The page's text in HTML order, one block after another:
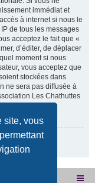
site, vous
immédiat et
à internet si nous le
de tous les messages
acceptez le fait que «
d’éditer, de déplacer
moment si nous
vous acceptez que
stockées dans
ne sera pas diffusée à
Les Chathuttes
en cas de